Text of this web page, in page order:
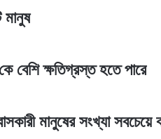
মানুষ
বেশি ক্ষতিগ্রস্ত হতে পারে
মানুষের সংখ্যা সবচেয়ে